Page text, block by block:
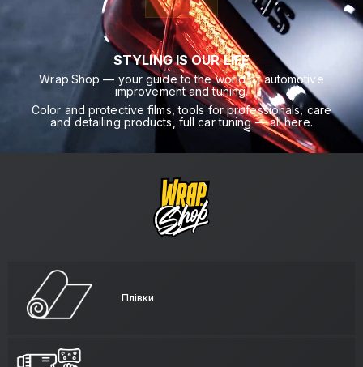
STYLING IS OUR LIFE
Wrap.Shop — your guide to the world of automotive
improvement and tuning.
Color and protective films, tools for professionals, care
and detailing products, full car tuning — all here.
Плівки